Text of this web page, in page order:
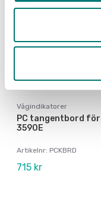
Vågindikatorer
PC tangentbord för
3590E
Artikelnr: PCKBRD
715 kr